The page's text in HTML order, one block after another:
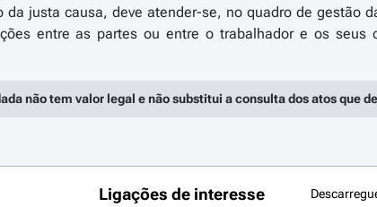
da justa causa, deve atender-se, no quadro de gestão
entre as partes ou entre o trabalhador e os
não tem valor legal e não substitui a consulta dos atos que
Ligações de interesse